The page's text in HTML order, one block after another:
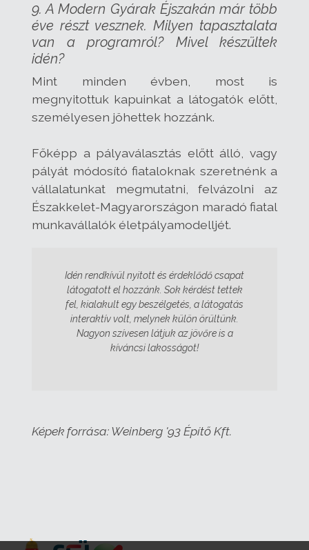
9. A Modern Gyárak Éjszakán már több
éve részt vesznek. Milyen tapasztalata
van a programról? Mivel készültek
idén?
Mint minden évben, most is
megnyitottuk kapuinkat a látogatók előtt,
személyesen jöhettek hozzánk.
Főképp a pályaválasztás előtt álló, vagy
pályát módosító fiataloknak szeretnénk a
vállalatunkat megmutatni, felvázolni az
Északkelet-Magyarországon maradó fiatal
munkavállalók életpályamodelljét.
Idén rendkívül nyitott és érdeklődő csapat
látogatott el hozzánk. Sok kérdést tettek
fel, kialakult egy beszélgetés, a látogatás
interaktív volt, melynek külön örültünk.
Nagyon szívesen látjuk az jövőre is a
kíváncsi lakosságot!
Képek forrása: Weinberg '93 Építő Kft.